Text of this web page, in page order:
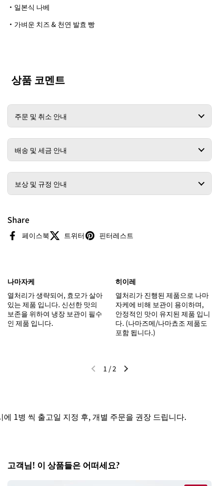
・일본식 나베
・가벼운 치즈 & 천연 발효 빵
상품 코멘트
주문 및 취소 안내
배송 및 세금 안내
보상 및 규정 안내
Share
페이스북 트위터 핀터레스트
나마자케
열처리가 생략되어, 효모가 살아
있는 제품 입니다. 신선한 맛의
보존을 위하여 냉장 보관이 필수
인 제품 입니다.
히이레
열처리가 진행된 제품으로 나마
자케에 비해 보관이 용이하며,
안정적인 맛이 유지된 제품 입니
다. (나마즈메/나마쵸조 제품도
포함 됩니다.)
이전 슬라이드다음 슬라이드
1 /2
1병 씩 출고일 지정 후, 개별 주문을 권장 드립니다.
고객님! 이 상품들은 어떠세요?